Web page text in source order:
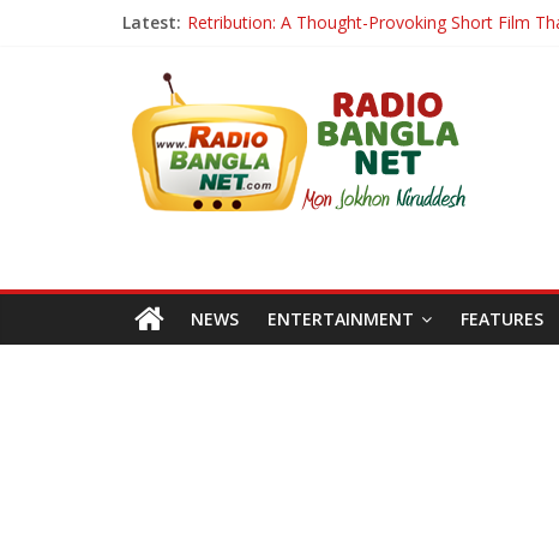
Latest: Retribution: A Thought-Provoking Short Film
কলের গান থেকে রীলস্ — বাঙালির গান শোনার বিবর্তনের গল্প
জগন্নাথমঙ্গলম্ — বাংলায় প্রথমবার মঞ্চে এবার রথযাত্রার উদযাপন
NEWS ENTERTAINMENT FEATURES